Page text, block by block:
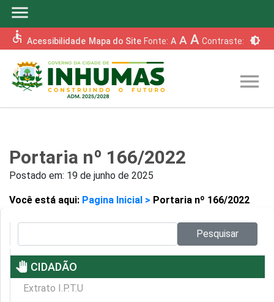
menu
accessible Acessibilidade Mapa do Site Fonte: A A A Contraste: brightness_6
menu
Portaria nº 166/2022
Postado em: 19 de junho de 2025
Você está aqui: Pagina Inicial > Portaria nº 166/2022
Pesquisar
pan_tool CIDADÃO
Extrato I.P.T.U